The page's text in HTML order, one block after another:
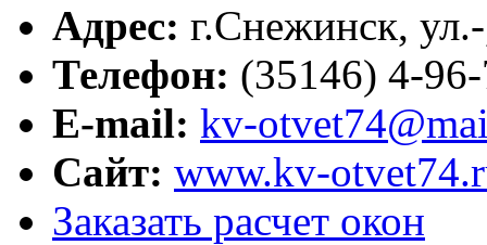
Адрес: г.Снежинск,
Телефон: (35146) 4-
E-mail: kv-
Сайт: www.kv-
Заказать расчет окон